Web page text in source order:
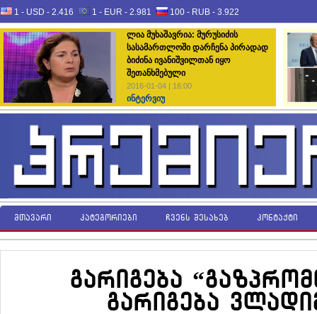
1 - USD - 2.416 1 - EUR - 2.981 100 - RUB - 3.922
ლია მუხაშავრია: მურუსიძის
სასამართლოში დარჩენა პირადად
ბიძინა ივანიშვილთან იყო
შეთანხმებული
2016-01-04 | 16:00
ინტერვიუ
მთავარი კატეგორიები ჩვენს შესახებ კონტაქტი
გარიგება
გარიგება